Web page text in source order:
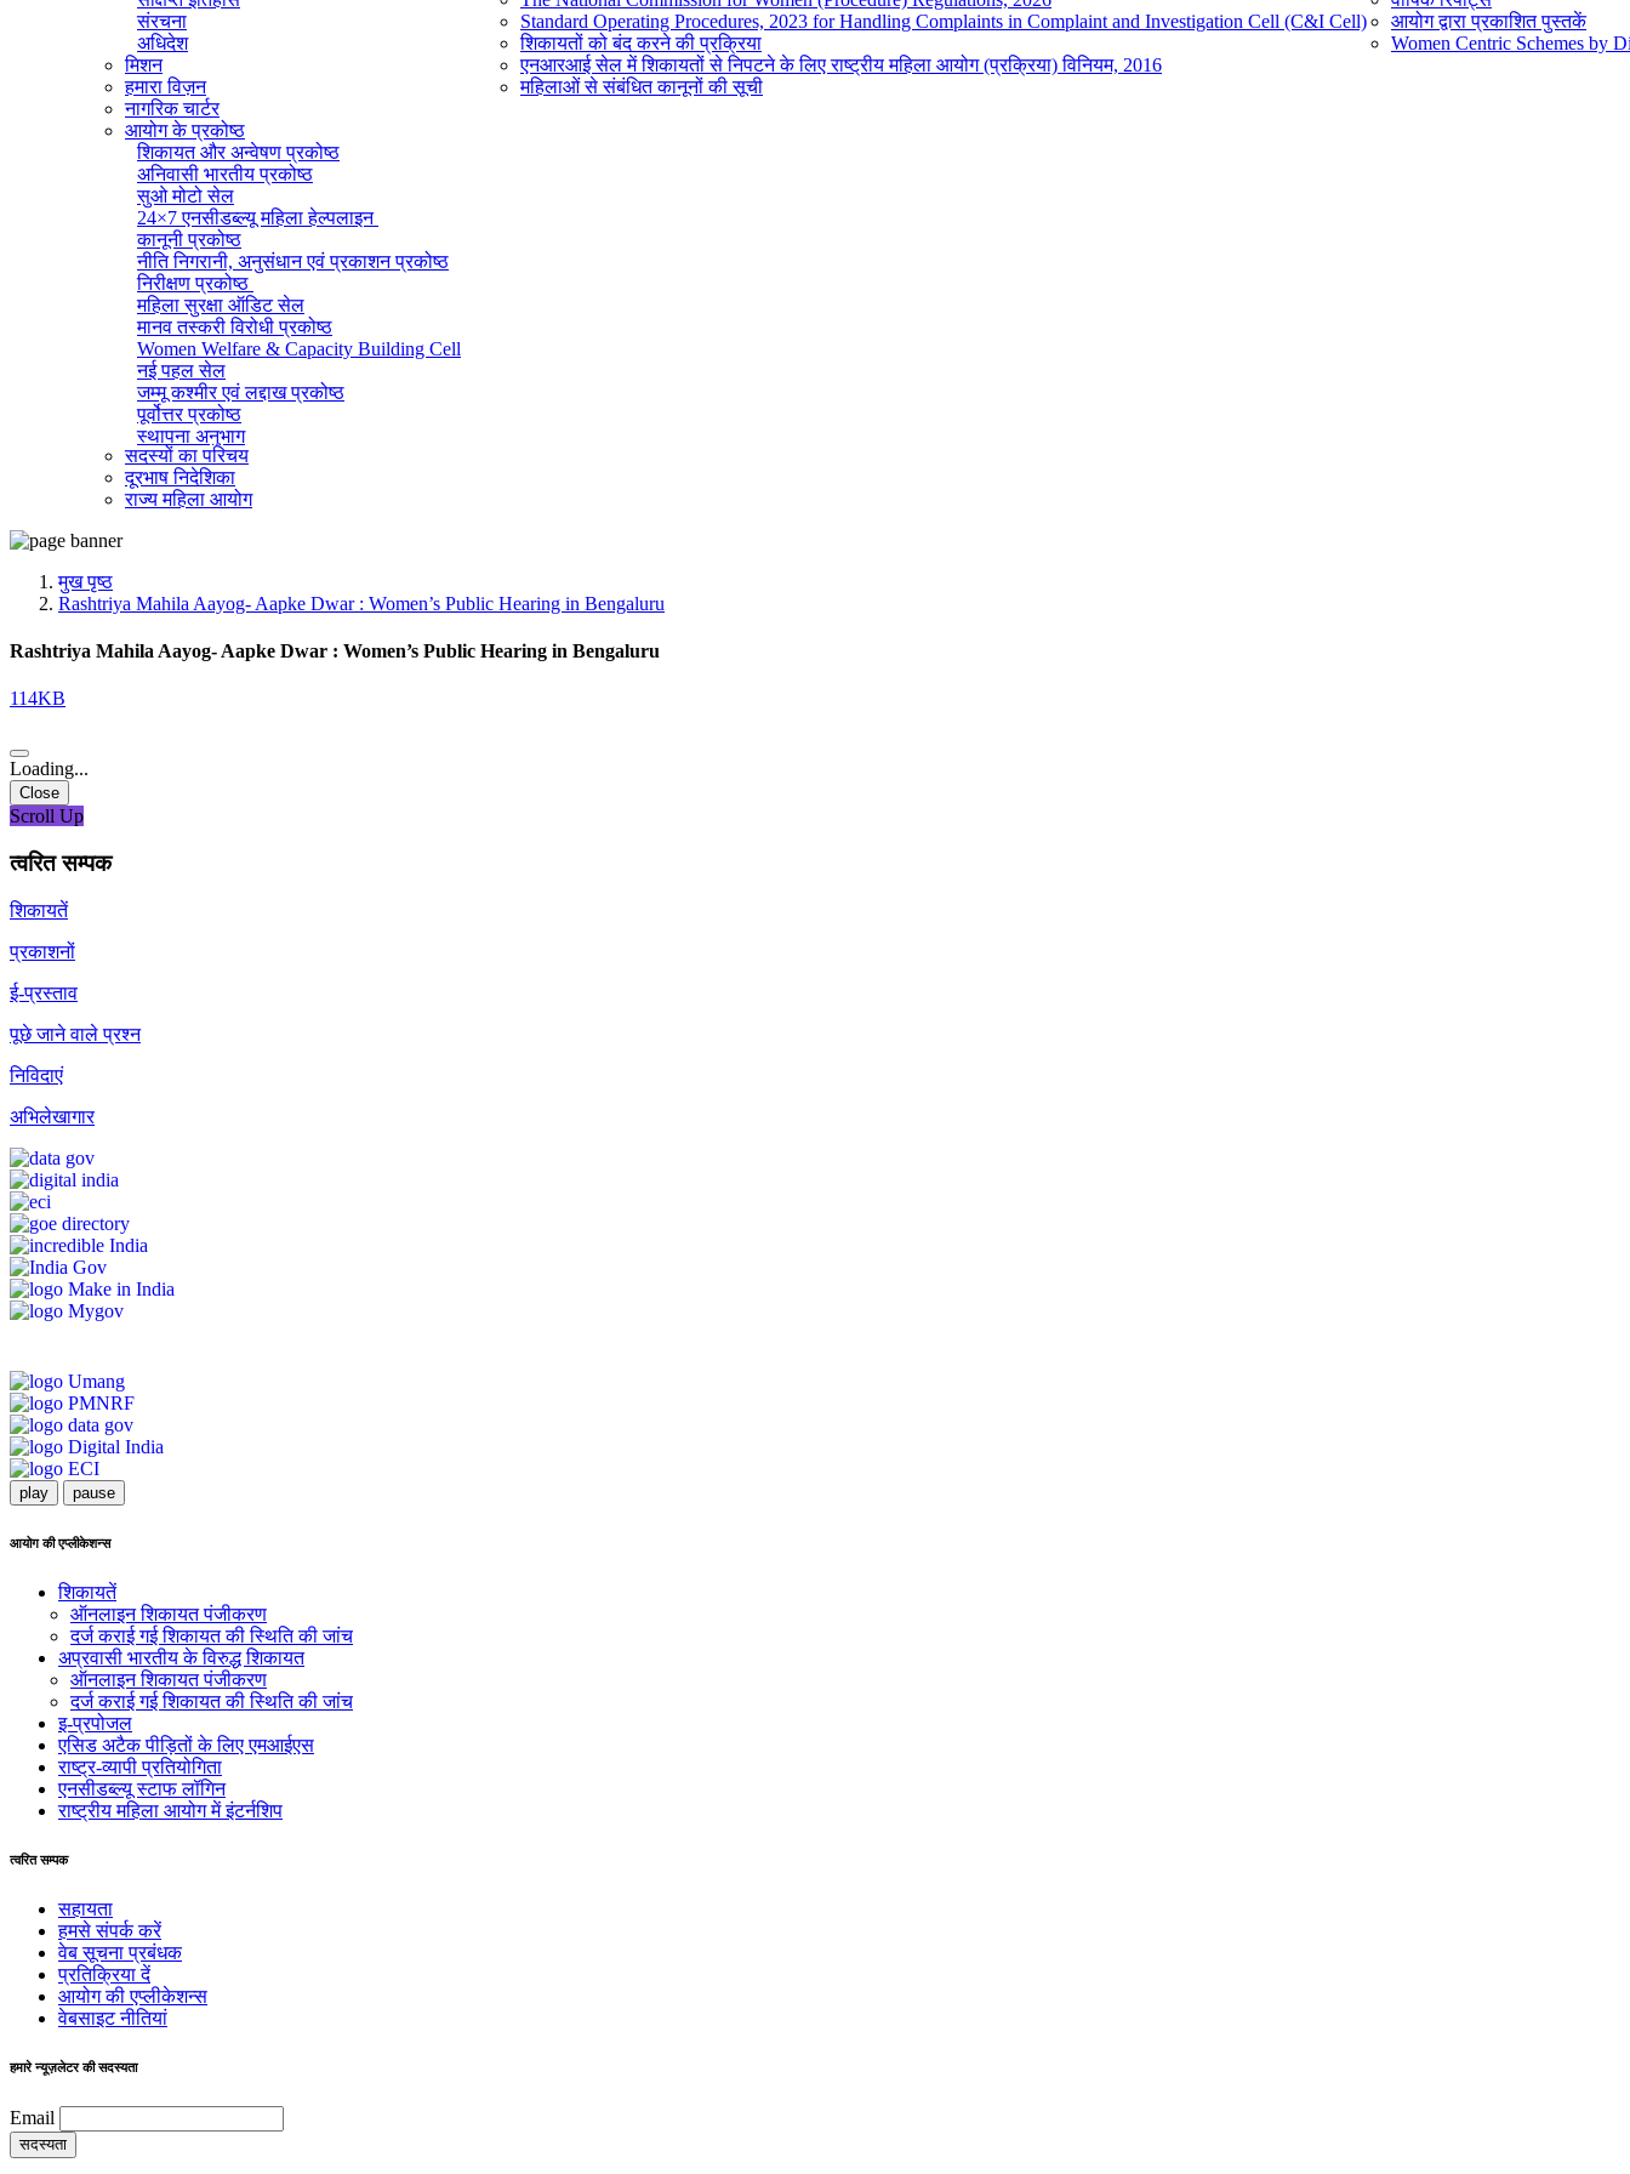
संरचना
अधिदेश
मिशन
हमारा विज़न
नागरिक चार्टर
आयोग के प्रकोष्ठ
शिकायत और अन्वेषण प्रकोष्ठ
अनिवासी भारतीय प्रकोष्ठ
सुओ मोटो सेल
24×7 एनसीडब्ल्यू महिला हेल्पलाइन
कानूनी प्रकोष्ठ
नीति निगरानी, ​​अनुसंधान एवं प्रकाशन प्रकोष्ठ
निरीक्षण प्रकोष्ठ
महिला सुरक्षा ऑडिट सेल
मानव तस्करी विरोधी प्रकोष्ठ
Women Welfare & Capacity Building Cell
नई पहल सेल
जम्मू कश्मीर एवं लद्दाख प्रकोष्ठ
पूर्वोत्तर प्रकोष्ठ
स्थापना अनुभाग
व्यवस्थापक अनुभाग (सामान्य)
सूचना का अधिकार प्रकोष्ठ
राजभाषा प्रकोष्ठ
सदस्यों का परिचय
दूरभाष निदेशिका
राज्य महिला आयोग
Standard Operating Procedures, 2023 for Handling Complaints in Complaint and Investigation Cell (C&I Cell)
शिकायतों को बंद करने की प्रक्रिया
एनआरआई सेल में शिकायतों से निपटने के लिए राष्ट्रीय महिला आयोग (प्रक्रिया) विनियम, 2016
महिलाओं से संबंधित कानूनों की सूची
आयोग द्वारा प्रकाशित पुस्तकें
Women Centric Schemes by
मुख पृष्ठ
Rashtriya Mahila Aayog- Aapke Dwar : Women’s Public Hearing in Bengaluru
Rashtriya Mahila Aayog- Aapke Dwar : Women’s Public Hearing in Bengaluru
114KB
Loading...
Close
Scroll Up
त्वरित सम्पक
शिकायतें
प्रकाशनों
ई-प्रस्ताव
पूछे जाने वाले प्रश्न
निविदाएं
अभिलेखागार
play pause
आयोग की एप्लीकेशन्स
शिकायतें
ऑनलाइन शिकायत पंजीकरण
दर्ज कराई गई शिकायत की स्थिति की जांच
अप्रवासी भारतीय के विरुद्ध शिकायत
ऑनलाइन शिकायत पंजीकरण
दर्ज कराई गई शिकायत की स्थिति की जांच
इ-प्रपोजल
एसिड अटैक पीड़ितों के लिए एमआईएस
राष्ट्र-व्यापी प्रतियोगिता
एनसीडब्ल्यू स्टाफ लॉगिन
राष्ट्रीय महिला आयोग में इंटर्नशिप
त्वरित सम्पक
सहायता
हमसे संपर्क करें
वेब सूचना प्रबंधक
प्रतिक्रिया दें
आयोग की एप्लीकेशन्स
वेबसाइट नीतियां
हमारे न्यूज़लेटर की सदस्यता
Email